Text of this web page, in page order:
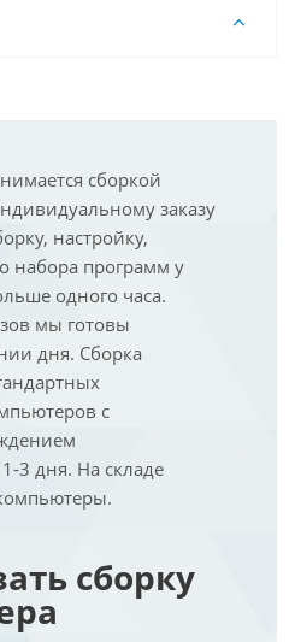
сборкой
заказу
настройку,
набора программ у
одного часа.
мы готовы
дня. Сборка
с
1-3 дня. На складе
сборку